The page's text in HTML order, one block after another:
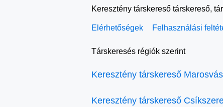
Keresztény társkereső társkereső,
Elérhetőségek Felhasználási
Társkeresés régiók szerint
Keresztény társkereső
Keresztény társkereső